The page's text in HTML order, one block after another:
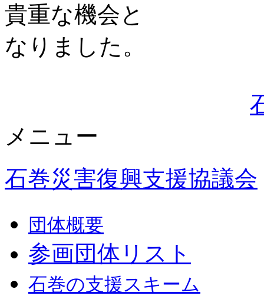
貴重な機会と
なりました。
メニュー
石巻災害復興支援協議会
団体概要
参画団体リスト
石巻の支援スキーム